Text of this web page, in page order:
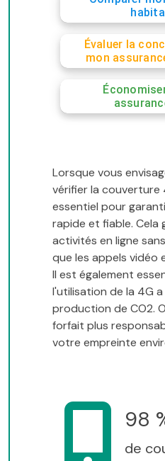
Évaluer la
mon
Lorsque vous
vérifier la couverture
essentiel pour
rapide et fiable. Cela
activités en ligne
que les appels vidéo
Il est également
l'utilisation de la 4G
production de CO2.
forfait plus
votre empreinte
98
de